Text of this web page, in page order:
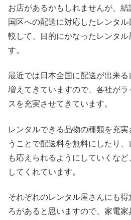
お店があるかもしれませんが、
国区への配送に対応したレンタ
較して、目的にかなったレンタ
す。
最近では日本全国に配送が出来
増えてきていますので、各社が
スを充実させてきています。
レンタルできる品物の種類を充
うことで配送料を無料にしたり
も応えられるようにしていくな
してくれています。
それぞれのレンタル屋さんにも得
ろがあると思いますので、家電